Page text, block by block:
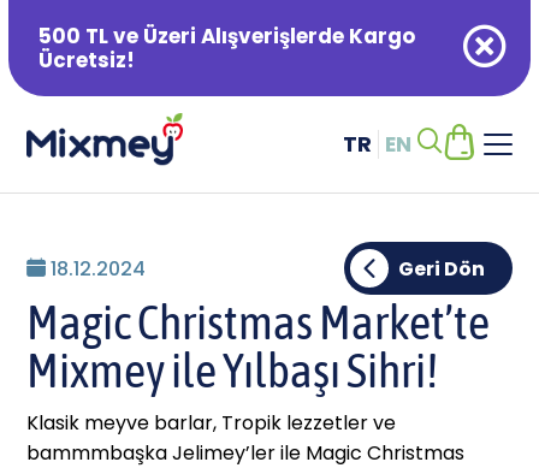
500 TL ve Üzeri Alışverişlerde Kargo
Ücretsiz!
TR EN
18.12.2024 Geri Dön
Magic Christmas Market’te
Mixmey ile Yılbaşı Sihri!
Klasik meyve barlar, Tropik lezzetler ve
bammmbaşka Jelimey’ler ile Magic Christmas